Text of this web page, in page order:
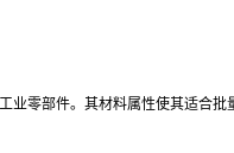
零部件。其材料属性使其适合批